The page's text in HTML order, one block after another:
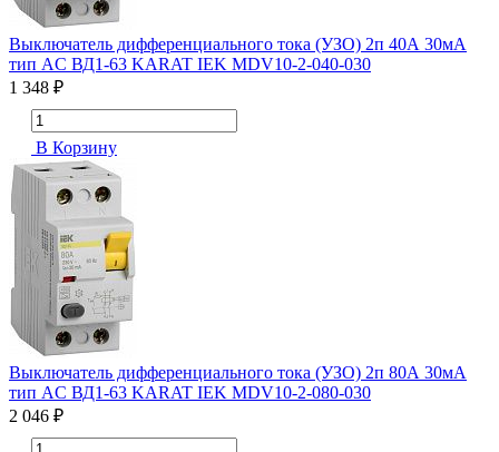
Выключатель дифференциального тока (УЗО) 2п 40А 30мА
тип AC ВД1-63 KARAT IEK MDV10-2-040-030
1 348 ₽
В Корзину
Выключатель дифференциального тока (УЗО) 2п 80А 30мА
тип AC ВД1-63 KARAT IEK MDV10-2-080-030
2 046 ₽